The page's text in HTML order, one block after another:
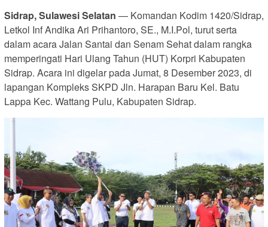
Sidrap, Sulawesi Selatan — Komandan Kodim 1420/Sidrap,
Letkol Inf Andika Ari Prihantoro, SE., M.I.Pol, turut serta
dalam acara Jalan Santai dan Senam Sehat dalam rangka
memperingati Hari Ulang Tahun (HUT) Korpri Kabupaten
Sidrap. Acara ini digelar pada Jumat, 8 Desember 2023, di
lapangan Kompleks SKPD Jln. Harapan Baru Kel. Batu
Lappa Kec. Wattang Pulu, Kabupaten Sidrap.